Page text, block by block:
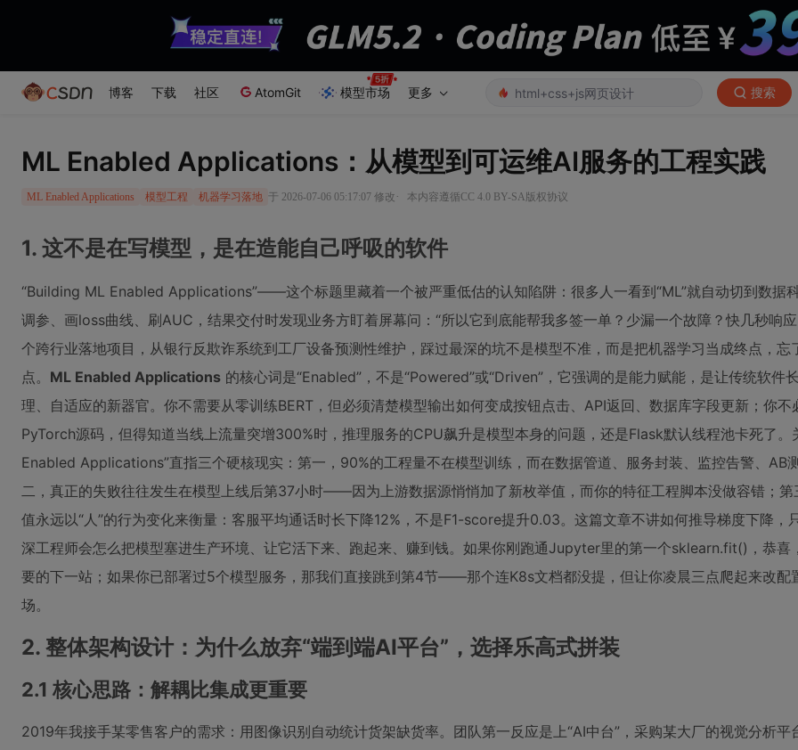
博客 下载 社区 AtomGit 模型市场 更多 搜索
ML Enabled Applications：从模型到可运维AI服务的工程实践
ML Enabled Applications 模型工程 机器学习落地 于 2026-07-06 05:17:07 修改 · 本内容遵循CC 4.0 BY-SA版权协议
1. 这不是在写模型，是在造能自己呼吸的软件
“Building ML Enabled Applications”——这个标题里藏着一个被严重低估的认知陷阱：很多人一看到“ML”就自动切到数据
调参、画loss曲线、刷AUC，结果交付时发现业务方盯着屏幕问：“所以它到底能帮我多签一单？少漏一个故障？快几秒响应
个跨行业落地项目，从银行反欺诈系统到工厂设备预测性维护，踩过最深的坑不是模型不准，而是把机器学习当成终点，忘
点。 ML Enabled Applications 的核心词是“Enabled”，不是“Powered”或“Driven”，它强调的是能力赋能，是让传统软件
理、自适应的新器官。你不需要从零训练BERT，但必须清楚模型输出如何变成按钮点击、API返回、数据库字段更新；你不
PyTorch源码，但得知道当线上流量突增300%时，推理服务的CPU飙升是模型本身的问题，还是Flask默认线程池卡死了。
Enabled Applications”直指三个硬核现实：第一，90%的工程量不在模型训练，而在数据管道、服务封装、监控告警、AB
二，真正的失败往往发生在模型上线后第37小时——因为上游数据源悄悄加了新枚举值，而你的特征工程脚本没做容错；第
值永远以“人”的行为变化来衡量：客服平均通话时长下降12%，不是F1-score提升0.03。这篇文章不讲如何推导梯度下降，
深工程师会怎么把模型塞进生产环境、让它活下来、跑起来、赚到钱。如果你刚跑通Jupyter里的第一个sklearn.fit()，恭喜
要的下一站；如果你已部署过5个模型服务，那我们直接跳到第4节——那个连K8s文档都没提，但让你凌晨三点爬起来改配
场。
2. 整体架构设计：为什么放弃“端到端AI平台”，选择乐高式拼装
2.1 核心思路：解耦比集成更重要
2019年我接手某零售客户的需求：用图像识别自动统计货架缺货率。团队第一反应是上“AI中台”，采购某大厂的视觉分析平